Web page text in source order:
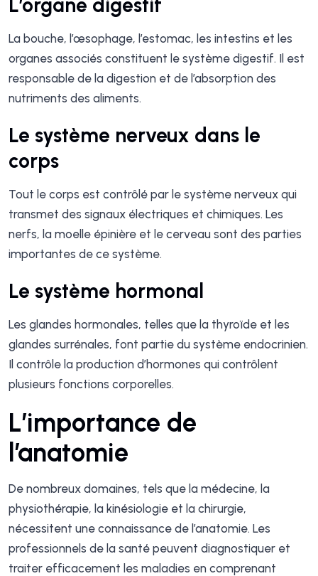
L’organe digestif
La bouche, l’œsophage, l’estomac, les intestins et les
organes associés constituent le système digestif. Il est
responsable de la digestion et de l’absorption des
nutriments des aliments.
Le système nerveux dans le
corps
Tout le corps est contrôlé par le système nerveux qui
transmet des signaux électriques et chimiques. Les
nerfs, la moelle épinière et le cerveau sont des parties
importantes de ce système.
Le système hormonal
Les glandes hormonales, telles que la thyroïde et les
glandes surrénales, font partie du système endocrinien.
Il contrôle la production d’hormones qui contrôlent
plusieurs fonctions corporelles.
L’importance de
l’anatomie
De nombreux domaines, tels que la médecine, la
physiothérapie, la kinésiologie et la chirurgie,
nécessitent une connaissance de l’anatomie. Les
professionnels de la santé peuvent diagnostiquer et
traiter efficacement les maladies en comprenant